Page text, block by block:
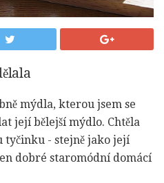
mýdla, kterou jsem se
její bělejší mýdlo. Chtěla
- stejně jako její
dobré staromódní domácí